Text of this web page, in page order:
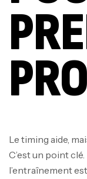
Le timing aide,
C’est un point
l’entraînement